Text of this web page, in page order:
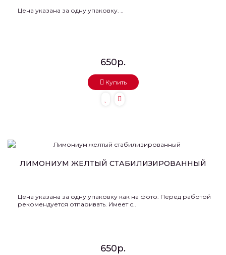
Цена указана за одну упаковку. ..
650р.
Купить
ЛИМОНИУМ ЖЕЛТЫЙ СТАБИЛИЗИРОВАННЫЙ
Цена указана за одну упаковку как на фото. Перед работой
рекомендуется отпаривать. Имеет с..
650р.